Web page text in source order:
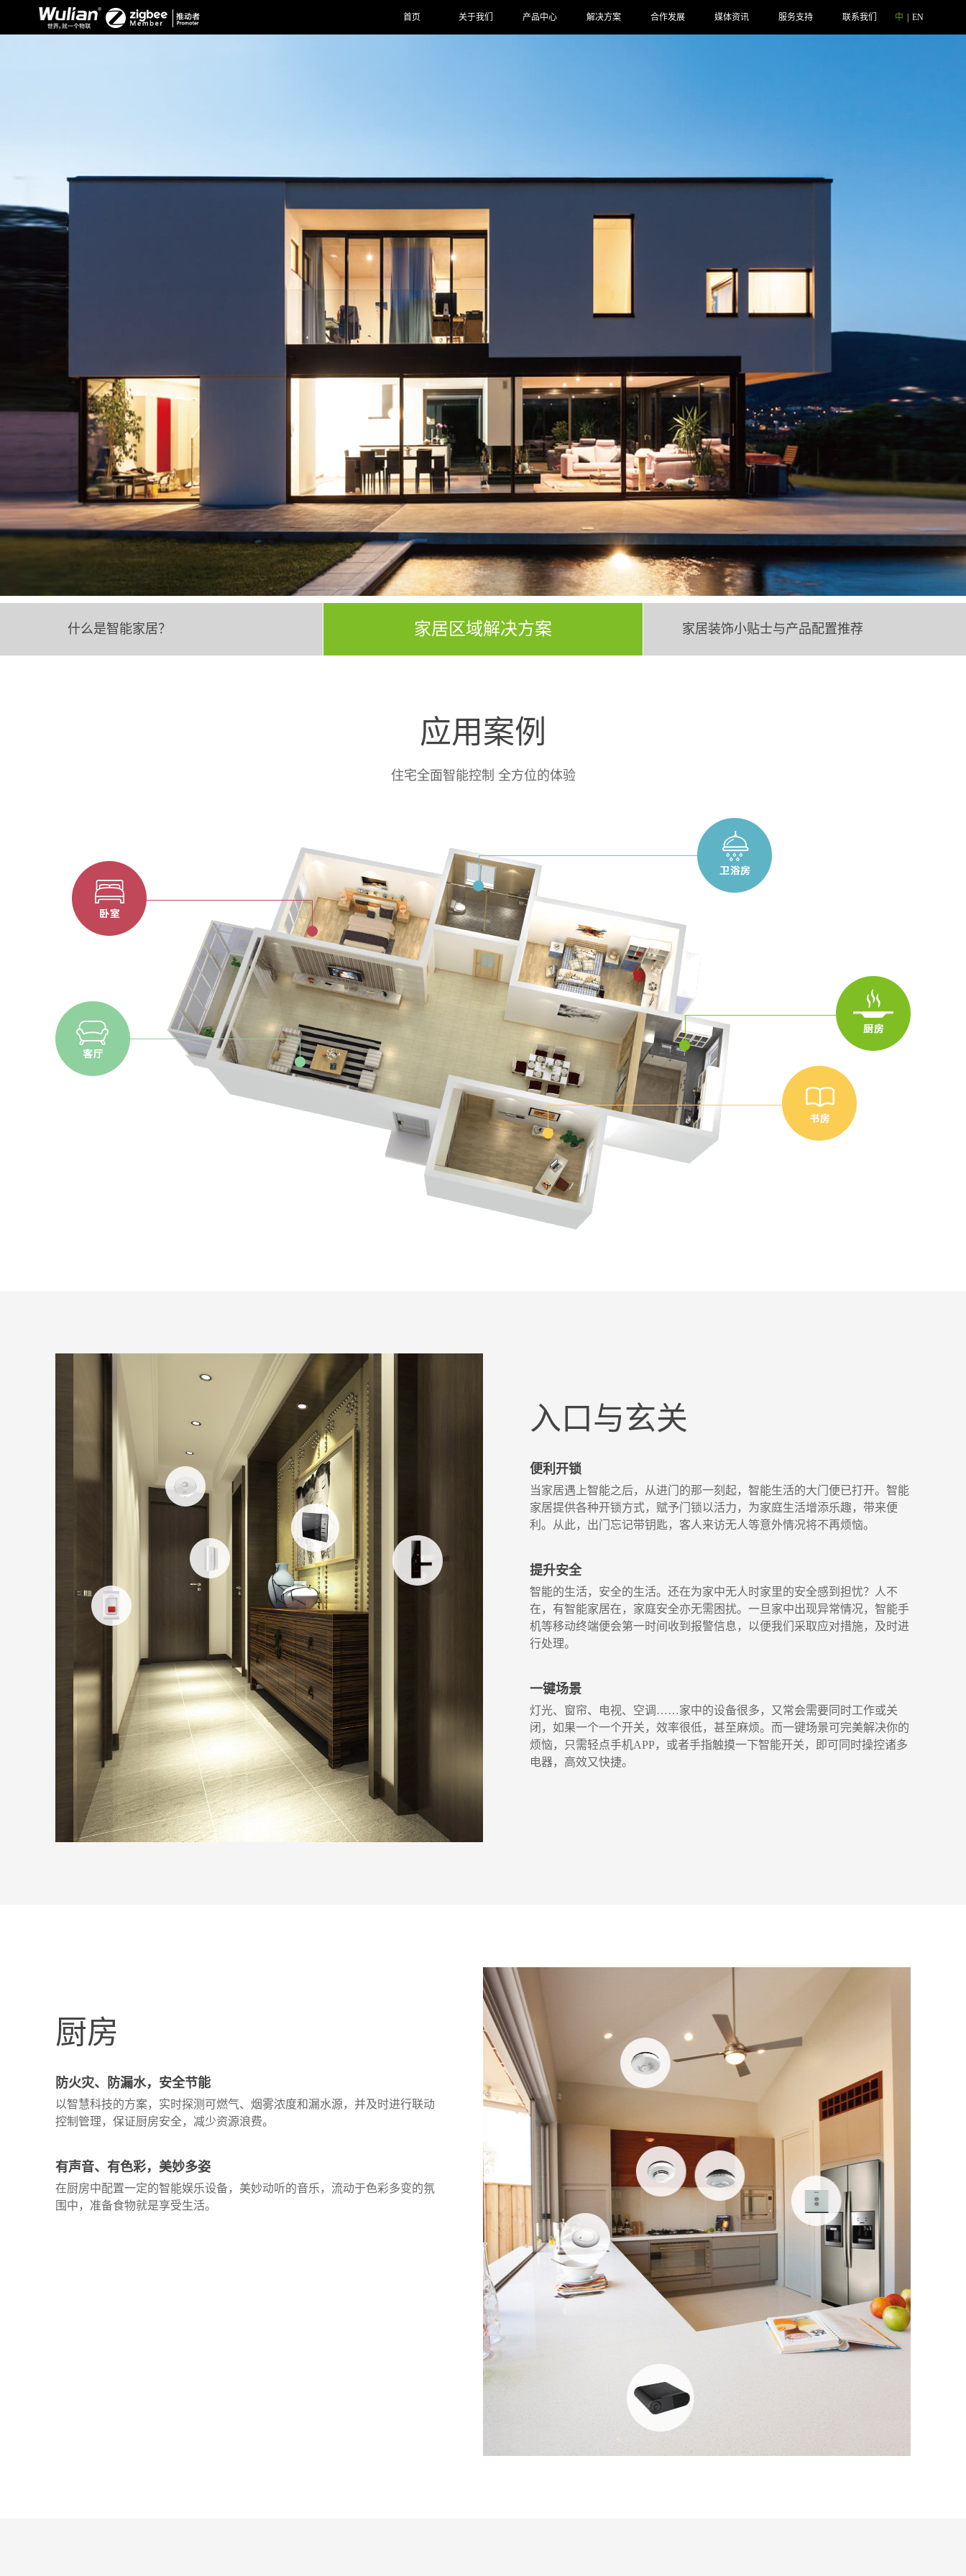
中 EN
首页 关于我们 产品中心 解决方案 合作发展 媒体资讯 服务支持 联系我们
什么是智能家居？ 家居区域解决方案 家居装饰小贴士与产品配置推荐
应用案例
住宅全面智能控制 全方位的体验
入口与玄关
便利开锁
当家居遇上智能之后，从进门的那一刻起，智能生活的大门便已打开。智能
家居提供各种开锁方式，赋予门锁以活力，为家庭生活增添乐趣，带来便
利。从此，出门忘记带钥匙，客人来访无人等意外情况将不再烦恼。
提升安全
智能的生活，安全的生活。还在为家中无人时家里的安全感到担忧？人不
在，有智能家居在，家庭安全亦无需困扰。一旦家中出现异常情况，智能手
机等移动终端便会第一时间收到报警信息，以便我们采取应对措施，及时进
行处理。
一键场景
灯光、窗帘、电视、空调……家中的设备很多，又常会需要同时工作或关
闭，如果一个一个开关，效率很低，甚至麻烦。而一键场景可完美解决你的
烦恼，只需轻点手机APP，或者手指触摸一下智能开关，即可同时操控诸多
电器，高效又快捷。
厨房
防火灾、防漏水，安全节能
以智慧科技的方案，实时探测可燃气、烟雾浓度和漏水源，并及时进行联动
控制管理，保证厨房安全，减少资源浪费。
有声音、有色彩，美妙多姿
在厨房中配置一定的智能娱乐设备，美妙动听的音乐，流动于色彩多变的氛
围中，准备食物就是享受生活。